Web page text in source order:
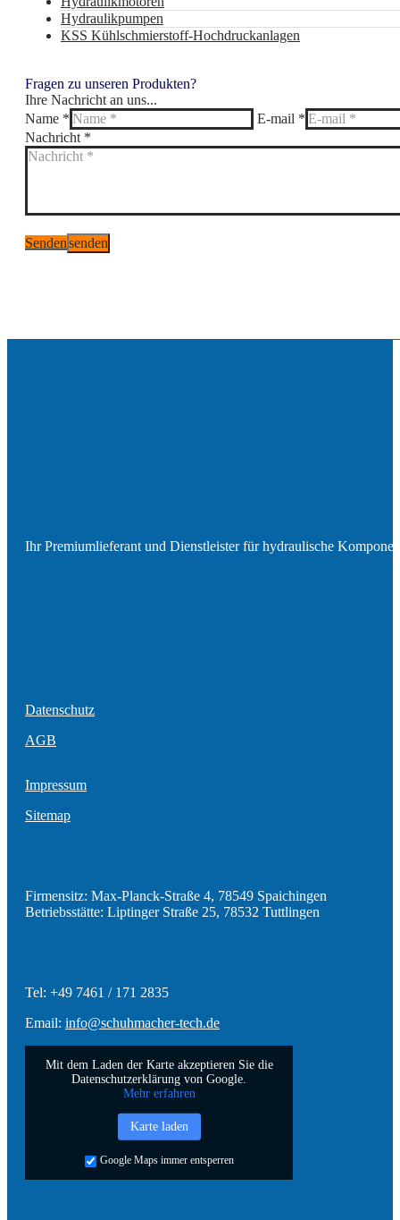
Hydraulikpumpen
KSS Kühlschmierstoff-Hochdruckanlagen
Fragen zu unseren Produkten?
Ihre Nachricht an uns...
Name *
E-mail *
Nachricht *
Senden
Ihr Premiumlieferant und Dienstleister für hydraulische
Datenschutz
AGB
Impressum
Sitemap
Firmensitz: Max-Planck-Straße 4, 78549 Spaichingen
Betriebsstätte: Liptinger Straße 25, 78532 Tuttlingen
Tel: +49 7461 / 171 2835
Email: info@schuhmacher-tech.de
Mit dem Laden der Karte akzeptieren Sie die
Datenschutzerklärung von Google.
Mehr erfahren
Karte laden
Google Maps immer entsperren